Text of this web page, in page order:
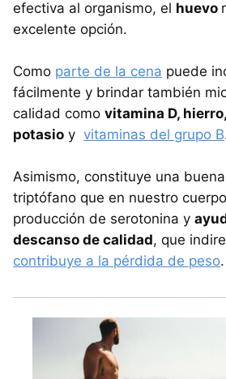
efectiva al organismo, el huevo
excelente opción.
Como parte de la cena puede
fácilmente y brindar también
calidad como vitamina D,
potasio y vitaminas del grupo B
Asimismo, constituye una
triptófano que en nuestro
producción de serotonina y
descanso de calidad, que
contribuye a la pérdida de peso.